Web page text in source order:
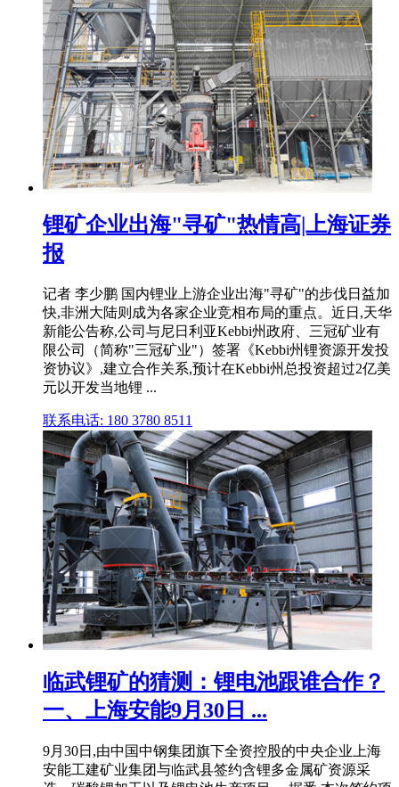
锂矿企业出海"寻矿"热情高|上海证券
报
记者 李少鹏 国内锂业上游企业出海"寻矿"的步伐日益加
快,非洲大陆则成为各家企业竞相布局的重点。近日,天华
新能公告称,公司与尼日利亚Kebbi州政府、三冠矿业有
限公司（简称"三冠矿业"）签署《Kebbi州锂资源开发投
资协议》,建立合作关系,预计在Kebbi州总投资超过2亿美
元以开发当地锂 ...
联系电话: 180 3780 8511
临武锂矿的猜测：锂电池跟谁合作？
一、上海安能9月30日 ...
9月30日,由中国中钢集团旗下全资控股的中央企业上海
安能工建矿业集团与临武县签约含锂多金属矿资源采